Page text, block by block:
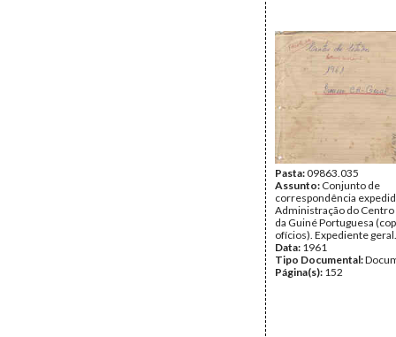
Pasta:09863.035
Assunto: Conjunto de
correspondência
Administração do Centro
da Guiné Portuguesa
ofícios). Expediente geral.
Data: 1961
Tipo Documental:
Página(s): 152